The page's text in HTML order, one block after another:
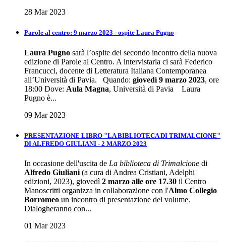
28 Mar 2023
Parole al centro: 9 marzo 2023 - ospite Laura Pugno
Laura Pugno sarà l’ospite del secondo incontro della nuova
edizione di Parole al Centro. A intervistarla ci sarà Federico
Francucci, docente di Letteratura Italiana Contemporanea
all’Università di Pavia. Quando: giovedì 9 marzo 2023, ore
18:00 Dove: Aula Magna, Università di Pavia Laura
Pugno è...
09 Mar 2023
PRESENTAZIONE LIBRO "LA BIBLIOTECA DI TRIMALCIONE"
DI ALFREDO GIULIANI - 2 MARZO 2023
In occasione dell'uscita de La biblioteca di Trimalcione di
Alfredo Giuliani (a cura di Andrea Cristiani, Adelphi
edizioni, 2023), giovedì 2 marzo alle ore 17.30 il Centro
Manoscritti organizza in collaborazione con l'Almo Collegio
Borromeo un incontro di presentazione del volume.
Dialogheranno con...
01 Mar 2023